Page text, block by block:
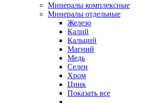
Минералы комплексные
Минералы отдельные
Железо
Калий
Кальций
Магний
Медь
Селен
Хром
Цинк
Показать все